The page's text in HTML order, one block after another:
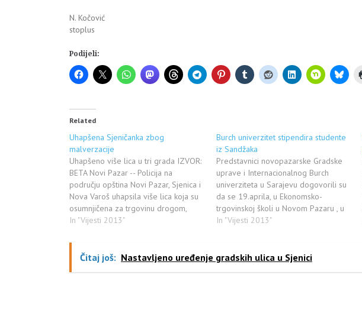
N. Kočović
stoplus
Podijeli:
Related
Uhapšena Sjeničanka zbog
malverzacije
Uhapšeno više lica u tri grada IZVOR:
BETA Novi Pazar -- Policija na
području opština Novi Pazar, Sjenica i
Nova Varoš uhapsila više lica koja su
osumnjičena za trgovinu drogom,
falsifikovanje i neovlašćeno
meru zadržavanja do 48 časova
odredila A.D (24) i S.Z. (25) iz tog…
In "Vijesti 2013"
Burch univerzitet stipendira studente
iz Sandžaka
Predstavnici novopazarske Gradske
uprave i Internacionalnog Burch
univerziteta u Sarajevu dogovorili su
da se 19.aprila, u Ekonomsko-
trgovinskoj školi u Novom Pazaru , u
14 h organizuje prijemni ispit za
ovom prestižnom univerzitetu. Studije
In "Vijesti 2013"
Čitaj još: Nastavljeno uređenje gradskih ulica u Sjenici